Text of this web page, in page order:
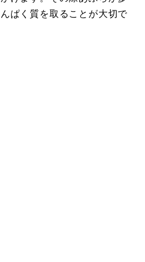
ぱく質を取ることが大切で